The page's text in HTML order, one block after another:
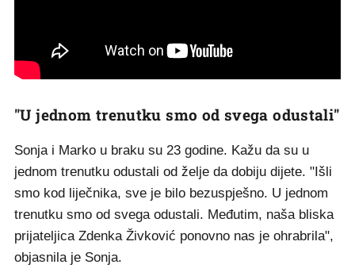
"U jednom trenutku smo od svega odustali"
Sonja i Marko u braku su 23 godine. Kažu da su u
jednom trenutku odustali od želje da dobiju dijete. "Išli
smo kod liječnika, sve je bilo bezuspješno. U jednom
trenutku smo od svega odustali. Međutim, naša bliska
prijateljica Zdenka Živković ponovno nas je ohrabrila",
objasnila je Sonja.